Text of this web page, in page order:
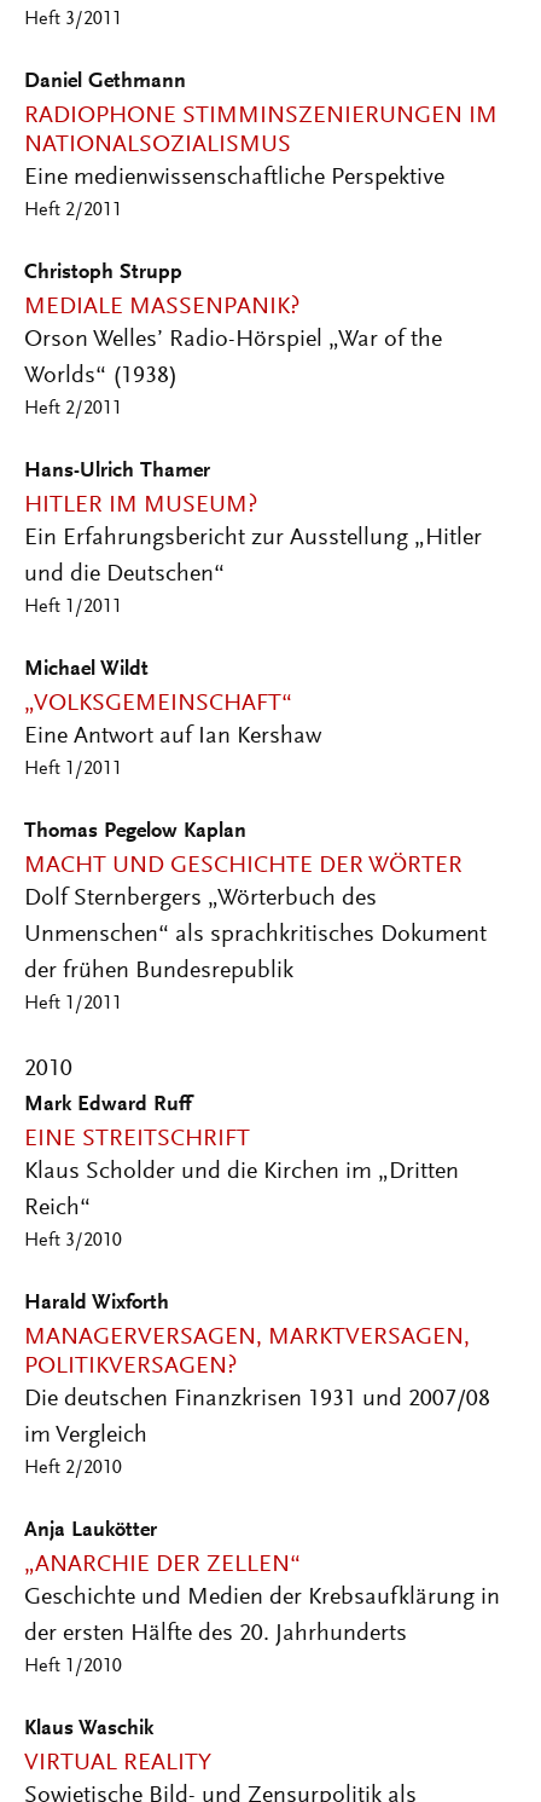
Heft 3/2011
Daniel Gethmann
RADIOPHONE STIMMINSZENIERUNGEN IM
NATIONALSOZIALISMUS
Eine medienwissenschaftliche Perspektive
Heft 2/2011
Christoph Strupp
MEDIALE MASSENPANIK?
Orson Welles’ Radio-Hörspiel „War of the
Worlds“ (1938)
Heft 2/2011
Hans-Ulrich Thamer
HITLER IM MUSEUM?
Ein Erfahrungsbericht zur Ausstellung „Hitler
und die Deutschen“
Heft 1/2011
Michael Wildt
„VOLKSGEMEINSCHAFT“
Eine Antwort auf Ian Kershaw
Heft 1/2011
Thomas Pegelow Kaplan
MACHT UND GESCHICHTE DER WÖRTER
Dolf Sternbergers „Wörterbuch des
Unmenschen“ als sprachkritisches Dokument
der frühen Bundesrepublik
Heft 1/2011
2010
Mark Edward Ruff
EINE STREITSCHRIFT
Klaus Scholder und die Kirchen im „Dritten
Reich“
Heft 3/2010
Harald Wixforth
MANAGERVERSAGEN, MARKTVERSAGEN,
POLITIKVERSAGEN?
Die deutschen Finanzkrisen 1931 und 2007/08
im Vergleich
Heft 2/2010
Anja Laukötter
„ANARCHIE DER ZELLEN“
Geschichte und Medien der Krebsaufklärung in
der ersten Hälfte des 20. Jahrhunderts
Heft 1/2010
Klaus Waschik
VIRTUAL REALITY
Sowjetische Bild- und Zensurpolitik als